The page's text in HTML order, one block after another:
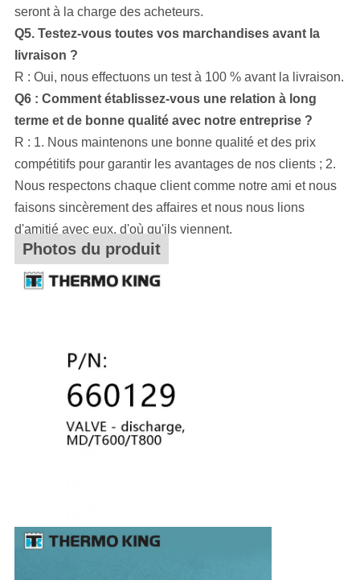
seront à la charge des acheteurs.
Q5. Testez-vous toutes vos marchandises avant la
livraison ?
R : Oui, nous effectuons un test à 100 % avant la livraison.
Q6 : Comment établissez-vous une relation à long
terme et de bonne qualité avec notre entreprise ?
R : 1. Nous maintenons une bonne qualité et des prix
compétitifs pour garantir les avantages de nos clients ; 2.
Nous respectons chaque client comme notre ami et nous
faisons sincèrement des affaires et nous nous lions
d'amitié avec eux, d'où qu'ils viennent.
Photos du produit